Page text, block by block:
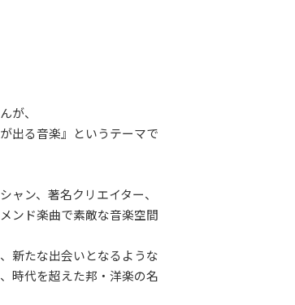
が、
出る音楽』というテーマで
ャン、著名クリエイター、
ンド楽曲で素敵な音楽空間
新たな出会いとなるような
時代を超えた邦・洋楽の名